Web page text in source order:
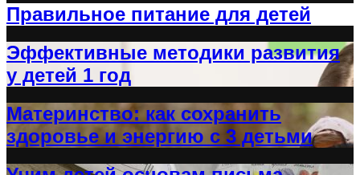
Правильное питание для детей
Эффективные методики развития
у детей 1 год
Материнство: как сохранить
здоровье и энергию с 3 детьми